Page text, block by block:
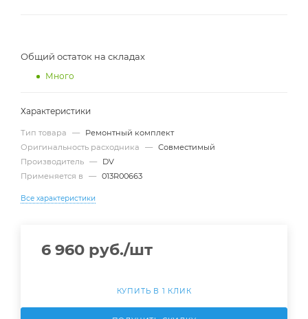
Общий остаток на складах
Много
Характеристики
Тип товара —
Ремонтный комплект
Оригинальность расходника
— Совместимый
Производитель —
DV
Применяется в
— 013R00663
Все характеристики
6 960 руб./шт
КУПИТЬ В 1 КЛИК